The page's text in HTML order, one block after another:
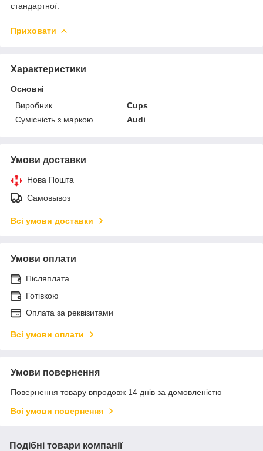
стандартної.
Приховати
Характеристики
Основні
Виробник
Cups
Сумісність з маркою
Audi
Умови доставки
Нова Пошта
Самовывоз
Всі умови доставки
Умови оплати
Післяплата
Готівкою
Оплата за реквізитами
Всі умови оплати
Умови повернення
Повернення товару впродовж 14 днів за домовленістю
Всі умови повернення
Подібні товари компанії